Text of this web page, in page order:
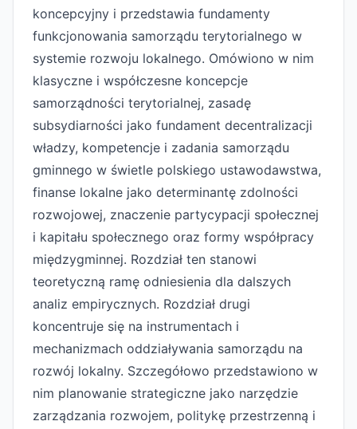
koncepcyjny i przedstawia fundamenty
funkcjonowania samorządu terytorialnego w
systemie rozwoju lokalnego. Omówiono w nim
klasyczne i współczesne koncepcje
samorządności terytorialnej, zasadę
subsydiarności jako fundament decentralizacji
władzy, kompetencje i zadania samorządu
gminnego w świetle polskiego ustawodawstwa,
finanse lokalne jako determinantę zdolności
rozwojowej, znaczenie partycypacji społecznej
i kapitału społecznego oraz formy współpracy
międzygminnej. Rozdział ten stanowi
teoretyczną ramę odniesienia dla dalszych
analiz empirycznych. Rozdział drugi
koncentruje się na instrumentach i
mechanizmach oddziaływania samorządu na
rozwój lokalny. Szczegółowo przedstawiono w
nim planowanie strategiczne jako narzędzie
zarządzania rozwojem, politykę przestrzenną i